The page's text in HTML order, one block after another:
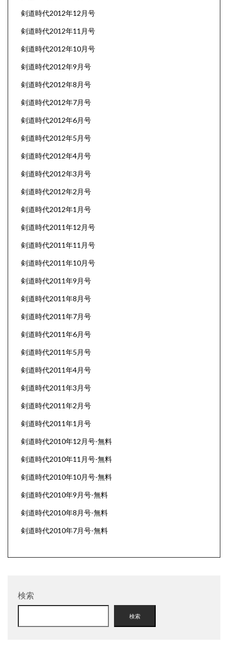
剣道時代2012年12月号
剣道時代2012年11月号
剣道時代2012年10月号
剣道時代2012年9月号
剣道時代2012年8月号
剣道時代2012年7月号
剣道時代2012年6月号
剣道時代2012年5月号
剣道時代2012年4月号
剣道時代2012年3月号
剣道時代2012年2月号
剣道時代2012年1月号
剣道時代2011年12月号
剣道時代2011年11月号
剣道時代2011年10月号
剣道時代2011年9月号
剣道時代2011年8月号
剣道時代2011年7月号
剣道時代2011年6月号
剣道時代2011年5月号
剣道時代2011年4月号
剣道時代2011年3月号
剣道時代2011年2月号
剣道時代2011年1月号
剣道時代2010年12月号-無料
剣道時代2010年11月号-無料
剣道時代2010年10月号-無料
剣道時代2010年9月号-無料
剣道時代2010年8月号-無料
剣道時代2010年7月号-無料
検索
検索